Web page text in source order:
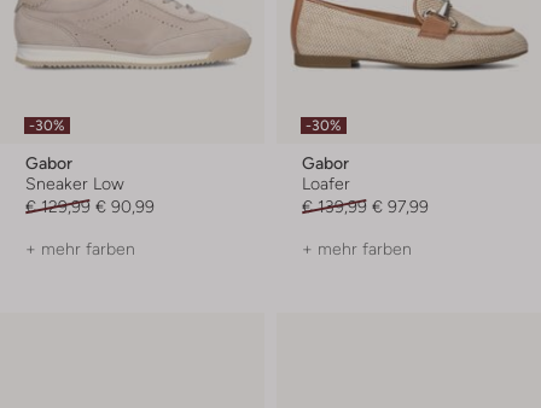
-30%
Gabor
Sneaker Low
€ 129,99 € 90,99
+ mehr farben
-30%
Gabor
Loafer
€ 139,99 € 97,99
+ mehr farben